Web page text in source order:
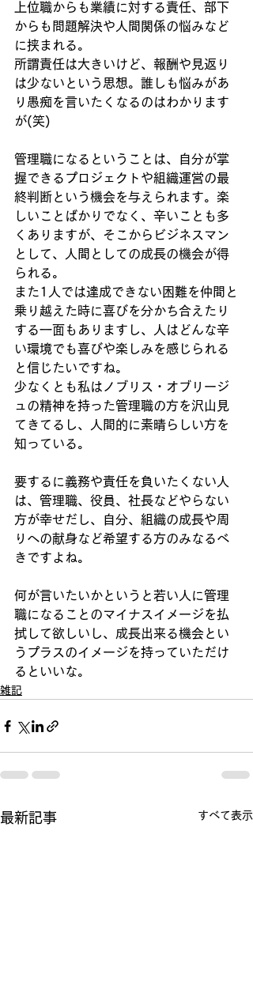
上位職からも業績に対する責任、部下
からも問題解決や人間関係の悩みなど
に挟まれる。
所謂責任は大きいけど、報酬や見返り
は少ないという思想。誰しも悩みがあ
り愚痴を言いたくなるのはわかります
が(笑)
管理職になるということは、自分が掌
握できるプロジェクトや組織運営の最
終判断という機会を与えられます。楽
しいことばかりでなく、辛いことも多
くありますが、そこからビジネスマン
として、人間としての成長の機会が得
られる。
また1人では達成できない困難を仲間と
乗り越えた時に喜びを分かち合えたり
する一面もありますし、人はどんな辛
い環境でも喜びや楽しみを感じられる
と信じたいですね。
少なくとも私はノブリス・オブリージ
ュの精神を持った管理職の方を沢山見
てきてるし、人間的に素晴らしい方を
知っている。
要するに義務や責任を負いたくない人
は、管理職、役員、社長などやらない
方が幸せだし、自分、組織の成長や周
りへの献身など希望する方のみなるべ
きですよね。
何が言いたいかというと若い人に管理
職になることのマイナスイメージを払
拭して欲しいし、成長出来る機会とい
うプラスのイメージを持っていただけ
るといいな。
雑記
最新記事 すべて表示